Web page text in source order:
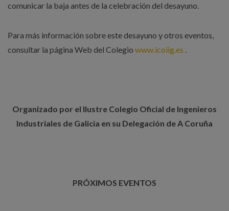
comunicar la baja antes de la celebración del desayuno.
Para más información sobre este desayuno y otros eventos,
consultar la página Web del Colegio www.icoiig.es .
Organizado por el Ilustre Colegio Oficial de Ingenieros
Industriales de Galicia en su Delegación de A Coruña
PRÓXIMOS EVENTOS